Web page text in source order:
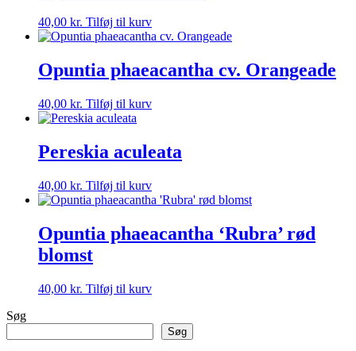
40,00 kr. Tilføj til kurv
Opuntia phaeacantha cv. Orangeade
40,00 kr. Tilføj til kurv
Pereskia aculeata
40,00 kr. Tilføj til kurv
Opuntia phaeacantha ‘Rubra’ rød
blomst
40,00 kr. Tilføj til kurv
Søg
Søg